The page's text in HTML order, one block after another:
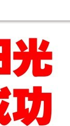
训学校,阿里